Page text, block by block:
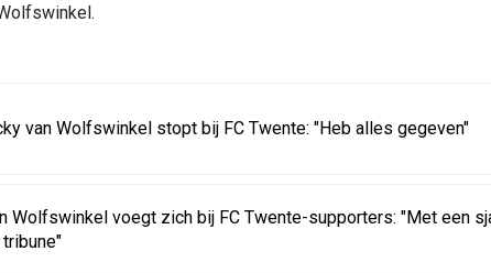
van Wolfswinkel stopt bij FC Twente: "Heb alles gegeven"
Wolfswinkel voegt zich bij FC Twente-supporters: "Met een